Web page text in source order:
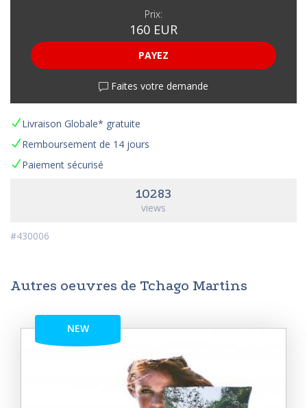
Prix:
160 EUR
PAYEZ
Faites votre demande
Livraison Globale* gratuite
Remboursement de 14 jours
Paiement sécurisé
10283
views
#430006
Autres oeuvres de Tchago Martins
NEW